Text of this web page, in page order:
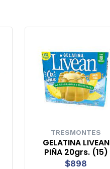
TRESMONTES
GELATINA LIVEAN
PIÑA 20grs. (15)
$898